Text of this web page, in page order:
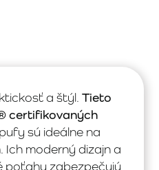
a štýl. Tieto
certifikovaných
sú ideálne na
Ich moderný dizajn a
poťahy zabezpečujú